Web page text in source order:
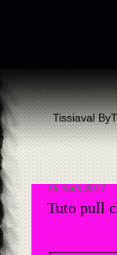
Tissiaval
19 mars 2017
Tuto pull